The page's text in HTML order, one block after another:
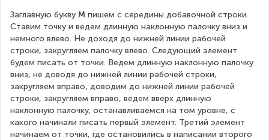
Заглавную букву М пишем с середины добавочной строки.
Ставим точку и ведем длинную наклонную палочку вниз и
немного влево. Не доходя до нижней линии рабочей
строки, закругляем палочку влево. Следующий элемент
будем писать от точки. Ведем длинную наклонную палочку
вниз, не доводя до нижней линии рабочей строки,
закругляем вправо, доводим до нижней линии рабочей
строки, закругляем вправо, ведем вверх длинную
наклонную палочку, останавливаемся на том уровне, с
какого начинали писать первый элемент. Третий элемент
начинаем от точки, где остановились в написании второго